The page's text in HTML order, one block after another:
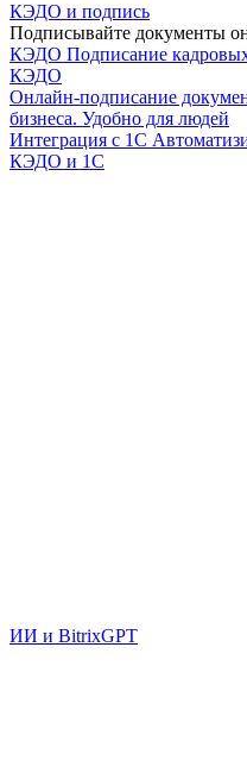
КЭДО и подпись
Подписывайте документы
КЭДО Подписание
КЭДО
Онлайн-подписание
бизнеса. Удобно для людей
Интеграция с 1С
КЭДО и 1С
ИИ и BitrixGPT